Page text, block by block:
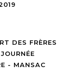
DES FRÈRES
- MANSAC